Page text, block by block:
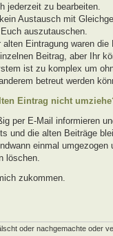
jederzeit zu bearbeiten.
Austausch mit
auszutauschen.
Eintragung waren
Beitrag, aber Ihr
ist zu komplex um
betreut werden
Eintrag nicht
per E-Mail informieren
und die alten Beiträge
einmal
löschen.
zukommen.
oder nachgemachte oder